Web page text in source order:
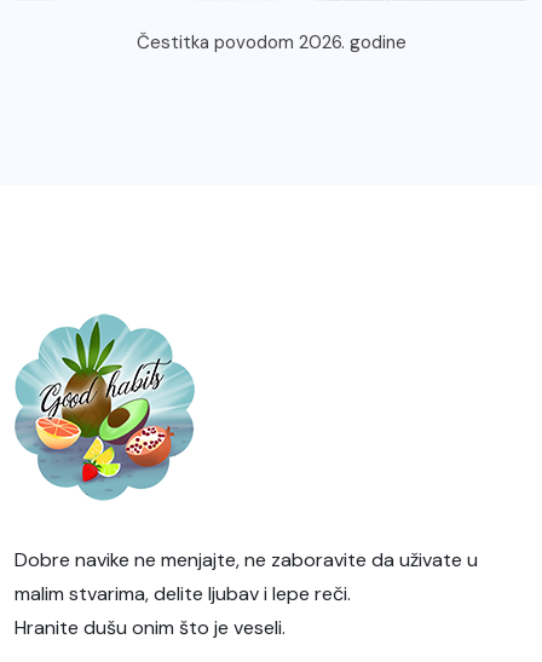
Čestitka povodom 2026. godine
Dobre navike ne menjajte, ne zaboravite da uživate u
malim stvarima, delite ljubav i lepe reči.
Hranite dušu onim što je veseli.